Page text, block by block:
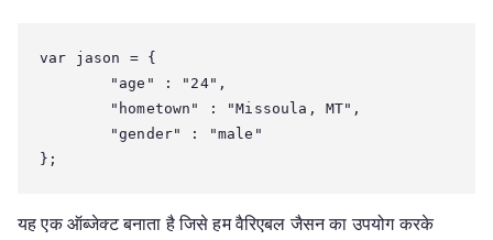
var jason = {
यह एक ऑब्जेक्ट बनाता है जिसे हम वैरिएबल जैसन का उपयोग करके